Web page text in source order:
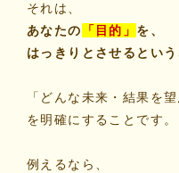
それは、
あなたの
「目的」 を、
はっきりとさせるという
「どんな未来・結果を
を明確にすることです。
例えるなら、